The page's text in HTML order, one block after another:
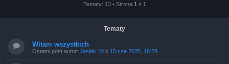
Tematy: 13 • Strona 1 z 1
Tematy
Witam wszystkich
Ostatni post autor: Jasiek_M « 15 cze 2025, 16:28